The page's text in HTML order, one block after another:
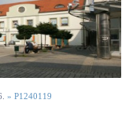
» P1240119